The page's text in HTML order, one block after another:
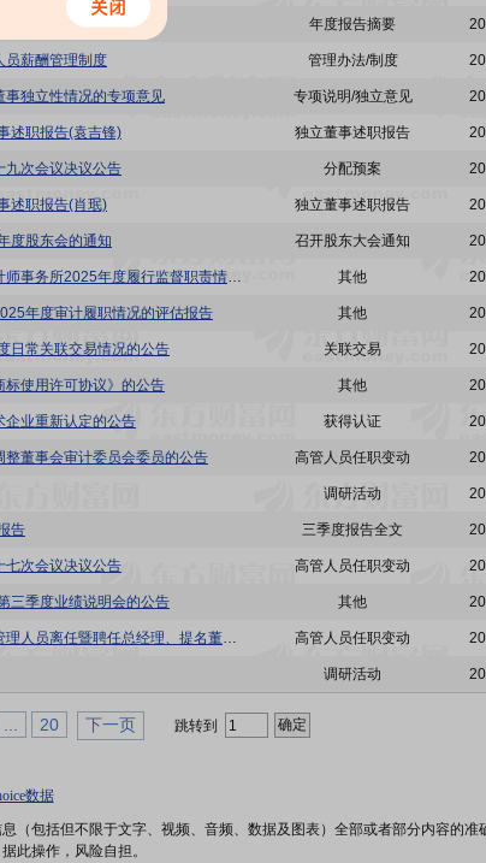
要 年度报告摘要
员薪酬管理制度 管理办法/制度
独立性情况的专项意见 专项说明/独立意见
述职报告(袁吉锋) 独立董事述职报告
九次会议决议公告 分配预案
述职报告(肖珉) 独立董事述职报告
度股东会的通知 召开股东大会通知
惠泉啤酒:福建省燕京惠泉啤酒股份有限公司审计委员会对会计师事务所2025年度履行监督职责情况的报告 其他
年度审计履职情况的评估报告 其他
日常关联交易情况的公告 关联交易
使用许可协议》的公告 其他
企业重新认定的公告 获得认证
董事会审计委员会委员的公告 高管人员任职变动
调研活动
告 三季度报告全文
七次会议决议公告 高管人员任职变动
三季度业绩说明会的公告 其他
惠泉啤酒:福建省燕京惠泉啤酒股份有限公司关于董事、高级管理人员离任暨聘任总经理、提名董事候选人的公告 高管人员任职变动
调研活动
20 下一页 跳转到
数据
（包括但不限于文字、视频、音频、数据及图表）全部或者部分内容的准
此操作，风险自担。